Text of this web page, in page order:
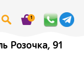
1
Розочка, 91